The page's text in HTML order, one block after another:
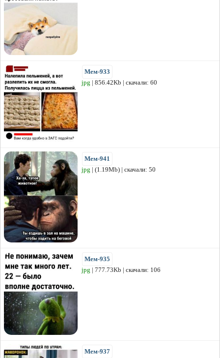
Мем-933
jpg | 856.42Kb | скачали: 60
Мем-941
jpg | (1.19Mb) | скачали: 50
Мем-935
jpg | 777.73Kb | скачали: 106
Мем-937